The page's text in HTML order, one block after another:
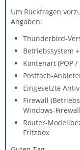
Um Rückfragen
Angaben:
Thunderbird-
Betriebssystem
Kontenart (POP /
Postfach-
Eingesetzte
Firewall
Windows-
Router-
Fritzbox